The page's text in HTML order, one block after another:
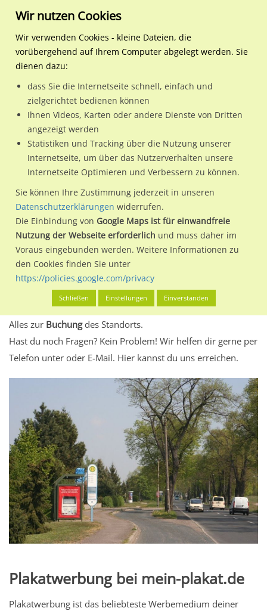
Regionale Plakatwerbung Sachsen-Anhalt
Wittenberg, Lutherstadt
Berliner Chaussee/
Nutze günstige Werbemöglichkeiten am Standort Berliner
Chaussee/Rembrandt-Weg/ sew. We.li.im Ortsteil Altstadt)
in Wittenberg, Lutherstadt.
Wir erheben für jede unserer Werbeflächen individuelle und
aktuelleStandortinformationenundLeistungswerte. Damit
kannst du dich schon vor der Buchung im Detail über den
Standort, seine Reichweite und Werbewirkung sowie
eventuelle Beschränkungen in den zugelassenen
Werbeinhalten informieren.
Alles klar? Dann findest du direkt im unteren Teil dieser Seite
Alles zur Buchungdes Standorts.
Hast du noch Fragen? Kein Problem! Wir helfen dir gerne per
Telefon unter oder E-Mail. Hier kannst du uns erreichen.
Plakatwerbung bei mein-plakat.de
Plakatwerbung ist das beliebteste Werbemedium deiner
Wir nutzen Cookies
Wir verwenden Cookies - kleine Dateien, die
vorübergehend auf Ihrem Computer abgelegt werden. Sie
dienen dazu:
dass Sie die Internetseite schnell, einfach und
zielgerichtet bedienen können
Ihnen Videos, Karten oder andere Dienste von Dritten
angezeigt werden
Statistiken und Tracking über die Nutzung unserer
Internetseite, um über das Nutzerverhalten unsere
Internetseite Optimieren und Verbessern zu können.
Sie können Ihre Zustimmung jederzeit in unseren
Datenschutzerklärungen widerrufen.
Die Einbindung von Google Maps ist für einwandfreie
Nutzung der Webseite erforderlich und muss daher im
Voraus eingebunden werden. Weitere Informationen zu
den Cookies finden Sie unter
https://policies.google.com/privacy
Schließen Einstellungen Einverstanden